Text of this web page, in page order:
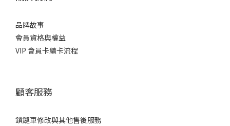
品牌故事
會員資格與權益
VIP 會員卡續卡流程
顧客服務
鎖鏈車修改與其他售後服務